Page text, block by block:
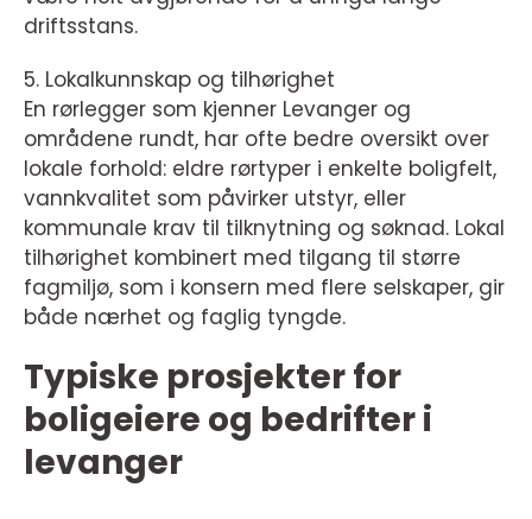
driftsstans.
5. Lokalkunnskap og tilhørighet
En rørlegger som kjenner Levanger og
områdene rundt, har ofte bedre oversikt over
lokale forhold: eldre rørtyper i enkelte boligfelt,
vannkvalitet som påvirker utstyr, eller
kommunale krav til tilknytning og søknad. Lokal
tilhørighet kombinert med tilgang til større
fagmiljø, som i konsern med flere selskaper, gir
både nærhet og faglig tyngde.
Typiske prosjekter for
boligeiere og bedrifter i
levanger